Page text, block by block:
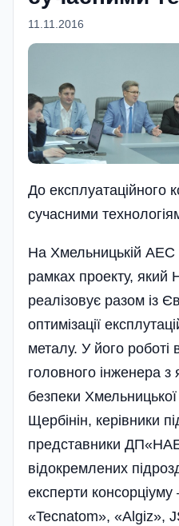
11.11.2016
До експлуатаційного
сучасними
На Хмельницькій АЕС
рамках проекту,
реалізовує разом із
оптимізації
металу. У його роботі
головного інженера з
безпеки
Щербінін, керівники
представники
відокремлених
експерти
«Tecnatom», «Algiz»,